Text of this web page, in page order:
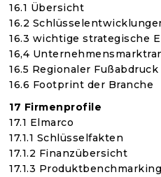
16.1 Übersicht
16.2
16.3 wichtige strategische
16,4
16.5 Regionaler Fußabdruck
16.6 Footprint der Branche
17 Firmenprofile
17.1 Elmarco
17.1.1 Schlüsselfakten
17.1.2 Finanzübersicht
17.1.3 Produktbenchmarking